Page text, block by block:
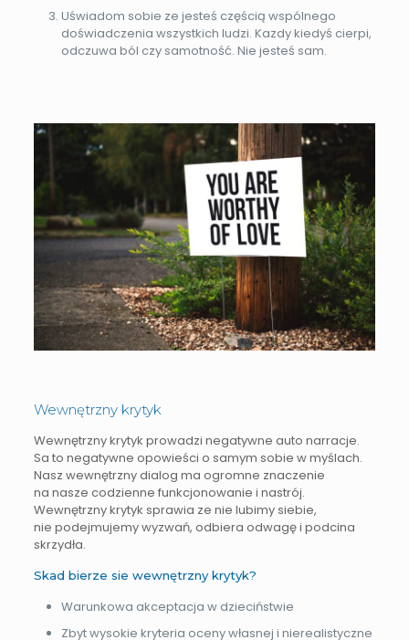
Uświadom sobie ze jesteś częścią wspólnego
doświadczenia wszystkich ludzi. Kazdy kiedyś cierpi,
odczuwa ból czy samotność. Nie jesteś sam.
Wewnętrzny krytyk
Wewnętrzny krytyk prowadzi negatywne auto narracje.
Sa to negatywne opowieści o samym sobie w myślach.
Nasz wewnętrzny dialog ma ogromne znaczenie
na nasze codzienne funkcjonowanie i nastrój.
Wewnętrzny krytyk sprawia ze nie lubimy siebie,
nie podejmujemy wyzwań, odbiera odwagę i podcina
skrzydła.
Skad bierze sie wewnętrzny krytyk?
Warunkowa akceptacja w dzieciństwie
Zbyt wysokie kryteria oceny własnej i nierealistyczne